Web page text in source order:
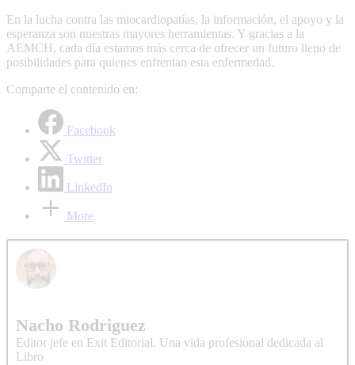
En la lucha contra las miocardiopatías, la información, el apoyo y la
esperanza son nuestras mayores herramientas. Y gracias a la
AEMCH, cada día estamos más cerca de ofrecer un futuro lleno de
posibilidades para quienes enfrentan esta enfermedad.
Comparte el contenido en:
Facebook
Twitter
LinkedIn
More
Nacho Rodriguez
Editor jefe en Exit Editorial. Una vida profesional dedicada al
Libro